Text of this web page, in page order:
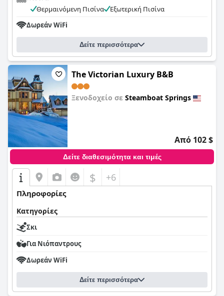
Θερμαινόμενη Πισίνα
Εξωτερική Πισίνα
Δωρεάν WiFi
Δείτε περισσότερα
The Victorian Luxury B&B
Ξενοδοχείο σε Steamboat Springs
Από 102 $
Δείτε διαθεσιμότητα και τιμές
$ +6
Πληροφορίες
Κατηγορίες
Σκι
Για Νιόπαντρους
Δωρεάν WiFi
Δείτε περισσότερα